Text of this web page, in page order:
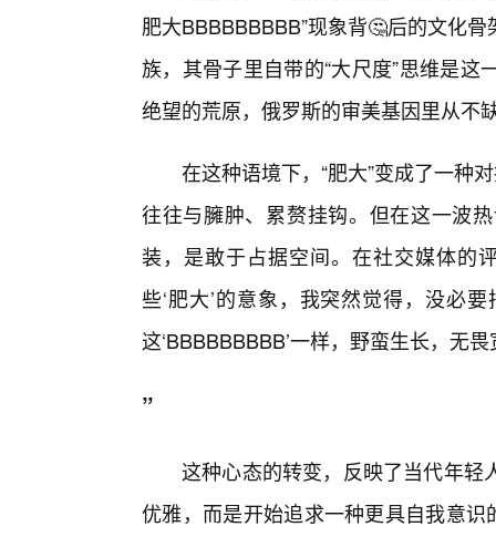
肥大BBBBBBBBB”现象背🤔后的文化
族，其骨子里自带的“大尺度”思维是
绝望的荒原，俄罗斯的审美基因里从不
在这种语境下，“肥大”变成了一种
往往与臃肿、累赘挂钩。但在这一波
装，是敢于占据空间。在社交媒体的
些‘肥大’的意象，我突然觉得，没必
这‘BBBBBBBBB’一样，野蛮生长，无
”
这种心态的转变，反映了当代年轻
优雅，而是开始追求一种更具自我意